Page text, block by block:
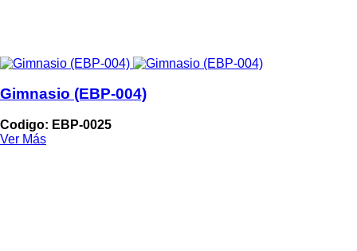
Gimnasio (EBP-004)
Codigo: EBP-0025
Ver Más